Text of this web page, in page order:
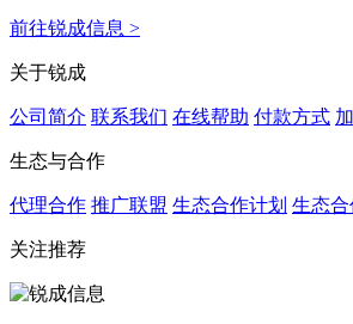
前往锐成信息 >
关于锐成
公司简介 联系我们 在线帮助 付款方式
生态与合作
代理合作 推广联盟 生态合作计划 生态
关注推荐